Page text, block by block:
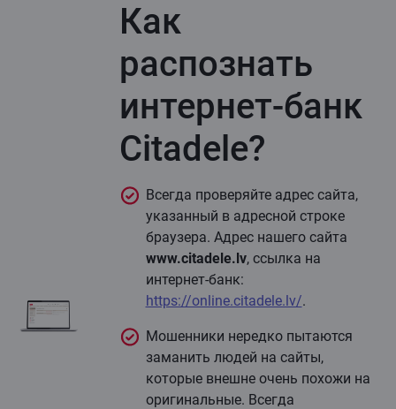
Как
распознать
интернет-банк
Citadele?
Всегда проверяйте адрес сайта,
указанный в адресной строке
браузера. Адрес нашего сайта
www.citadele.lv, ссылка на
интернет-банк:
https://online.citadele.lv/.
Мошенники нередко пытаются
заманить людей на сайты,
которые внешне очень похожи на
оригинальные. Всегда